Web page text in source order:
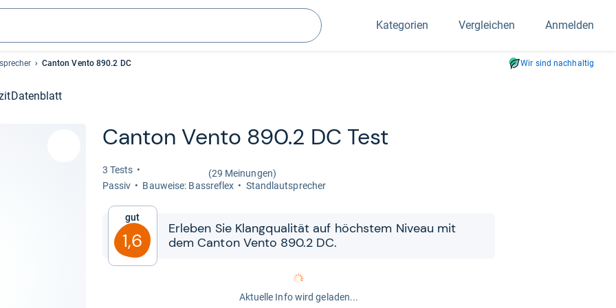
Suchen
Kategorien Vergleichen Anmelden
Canton Vento 890.2 DC Wir sind nachhaltig
Datenblatt
Can­ton Vento 890.2 DC Test
3 Tests
(29 Meinungen)
Pas­siv
Bau­weise: Bass­re­flex Stand­laut­spre­cher
Gut
1,6
Erle­ben Sie Klang­qua­li­tät auf höchs­tem Niveau mit
dem Can­ton Vento 890.2 DC.
Aktuelle Info wird geladen...